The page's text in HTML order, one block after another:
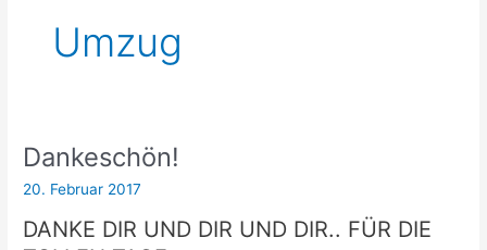
Umzug
Dankeschön!
20. Februar 2017
DANKE DIR UND DIR UND DIR.. FÜR DIE